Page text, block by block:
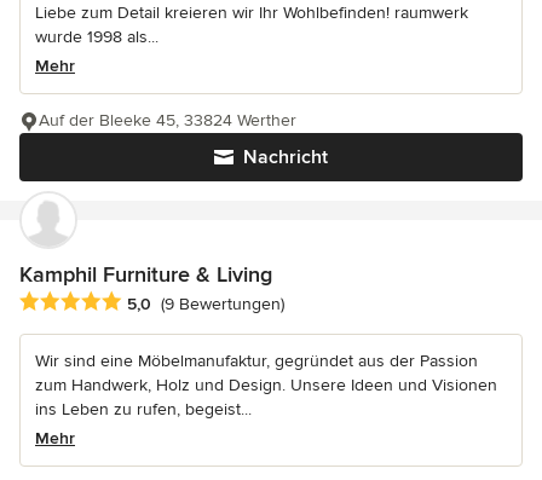
Liebe zum Detail kreieren wir Ihr Wohlbefinden! raumwerk
wurde 1998 als...
Mehr
Nachricht
Auf der Bleeke 45, 33824 Werther
Kamphil Furniture & Living
Durchschnittliche Bewertung: 5 von 5 Sternen
5,0 (9 Bewertungen)
Wir sind eine Möbelmanufaktur, gegründet aus der Passion
zum Handwerk, Holz und Design. Unsere Ideen und Visionen
ins Leben zu rufen, begeist...
Mehr